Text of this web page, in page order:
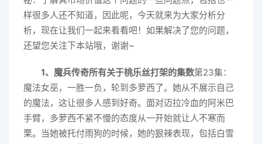
样很多人还不知道，因此呢，今天就来为大家分析分
析，现在让我们一起来看看吧！如果解决了您的问题，
还望您关注下本站哦，谢谢~
1、魔兵传奇所有关于桃乐丝打架的集数第23集：
魔法女巫，一胜一负，轮到多萝西了。她从不展示自己
的魔法，这让很多人感到好奇。面对迈拉冷血的阿米巴
手臂，多萝西不紧不慢的态度从一开始就让人不寒而
栗。当她被托付雨狗的时候，她的狠辣表现，包括白雪